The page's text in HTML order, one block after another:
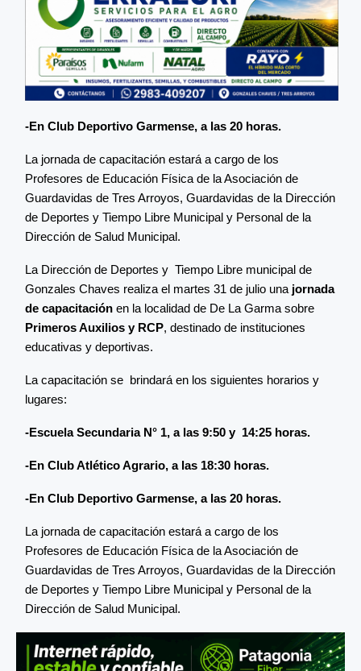
-En Club Deportivo Garmense, a las 20 horas.
La jornada de capacitación estará a cargo de los
Profesores de Educación Física de la Asociación de
Guardavidas de Tres Arroyos, Guardavidas de la Dirección
de Deportes y Tiempo Libre Municipal y Personal de la
Dirección de Salud Municipal.
La Dirección de Deportes y Tiempo Libre municipal de
Gonzales Chaves realiza el martes 31 de julio una jornada
de capacitación en la localidad de De La Garma sobre
Primeros Auxilios y RCP, destinado de instituciones
educativas y deportivas.
La capacitación se brindará en los siguientes horarios y
lugares:
-Escuela Secundaria N° 1, a las 9:50 y 14:25 horas.
-En Club Atlético Agrario, a las 18:30 horas.
-En Club Deportivo Garmense, a las 20 horas.
La jornada de capacitación estará a cargo de los
Profesores de Educación Física de la Asociación de
Guardavidas de Tres Arroyos, Guardavidas de la Dirección
de Deportes y Tiempo Libre Municipal y Personal de la
Dirección de Salud Municipal.